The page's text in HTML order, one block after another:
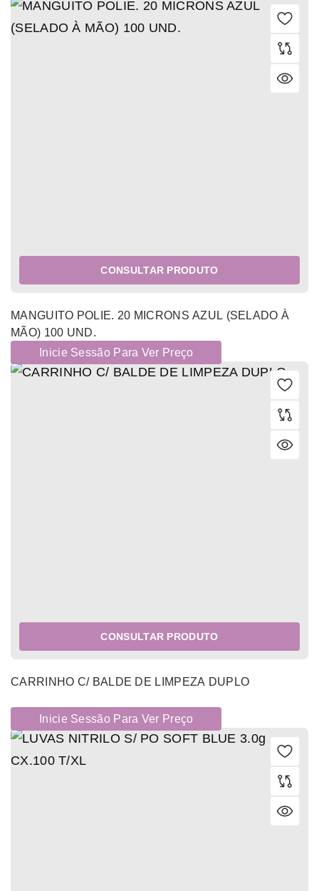
CONSULTAR PRODUTO
MANGUITO POLIE. 20 MICRONS AZUL (SELADO À
MÃO) 100 UND.
Inicie Sessão Para Ver Preço
CONSULTAR PRODUTO
CARRINHO C/ BALDE DE LIMPEZA DUPLO
Inicie Sessão Para Ver Preço